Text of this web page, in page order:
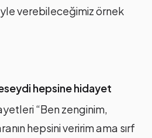
verebileceğimiz örnek
hepsine hidayet
“Ben zenginim,
hepsini veririm ama sırf